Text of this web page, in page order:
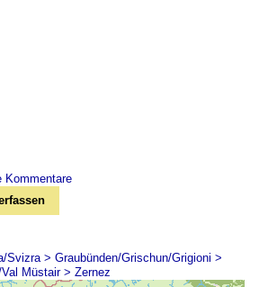
Kommentare
> Graubünden/Grischun/Grigioni >
Müstair > Zernez